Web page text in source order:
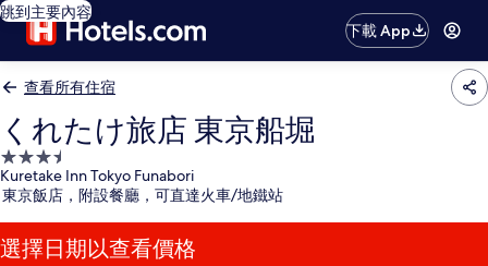
跳到主要內容
下載 App
查看所有住宿
くれたけ旅店 東京船堀
3.5
星
級
住
宿
Kuretake Inn Tokyo Funabori
東京飯店，附設餐廳，可直達火車/地鐵站
選擇日期以查看價格